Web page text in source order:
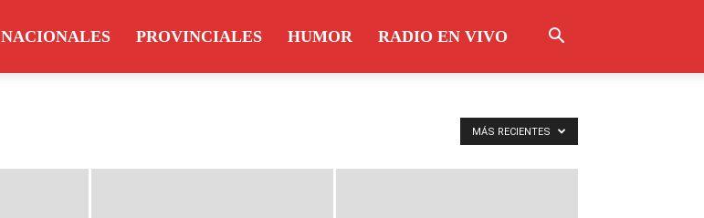
NACIONALES PROVINCIALES HUMOR RADIO EN VIVO
MÁS RECIENTES